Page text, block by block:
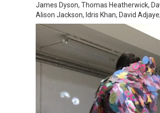
James Dyson, Thomas Heatherwick,
Alison Jackson, Idris Khan, David